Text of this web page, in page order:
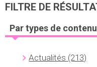
FILTRE DE
Par types de
Actualités (213)